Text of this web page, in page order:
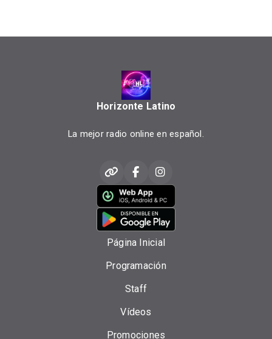
Horizonte Latino
La mejor radio online en español.
Página Inicial
Programación
Staff
Vídeos
Promociones